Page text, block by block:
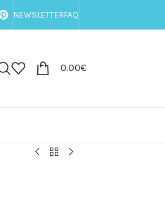
NEWSLETTERFAQ
0.00€